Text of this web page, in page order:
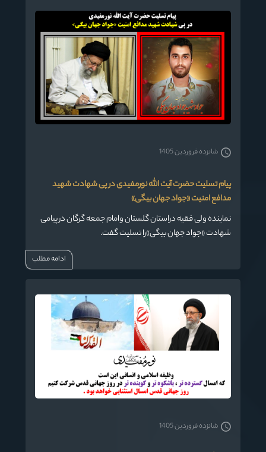
پیام تسلیت حضرت آیت الله نورمفیدی در پی شهادت شهید
مدافع امنیت «جواد جهان بیگی»
نماینده ولی فقیه دراستان گلستان وامام جمعه گرگان در پیامی
شهادت «جواد جهان بیگی»را تسلیت گفت.
شانزده فروردین 1405
ادامه مطلب
شانزده فروردین 1405